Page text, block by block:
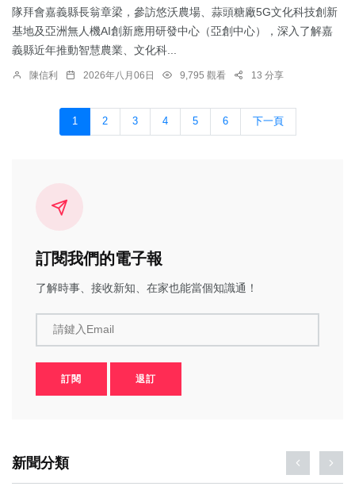
隊拜會嘉義縣長翁章梁，參訪悠沃農場、蒜頭糖廠5G文化科技創新
基地及亞洲無人機AI創新應用研發中心（亞創中心），深入了解嘉
義縣近年推動智慧農業、文化科...
陳信利 2026年八月06日 9,795 觀看 13 分享
1 2 3 4 5 6 下一頁
訂閱我們的電子報
了解時事、接收新知、在家也能當個知識通！
請鍵入Email
訂閱 退訂
新聞分類